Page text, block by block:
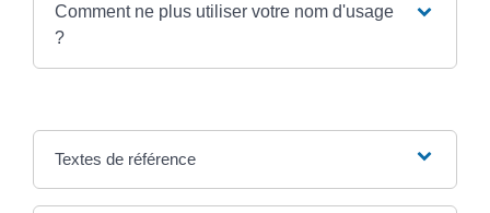
Comment ne plus utiliser votre nom d'usage
?
Textes de référence